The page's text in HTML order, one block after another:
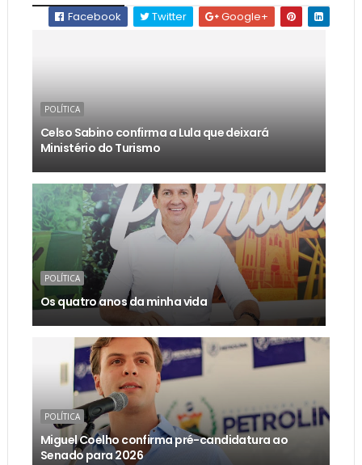
Facebook Twitter Google+
POLÍTICA
Celso Sabino confirma a Lula que deixará
Ministério do Turismo
POLÍTICA
Os quatro anos da minha vida
POLÍTICA
Miguel Coelho confirma pré-candidatura ao
Senado para 2026